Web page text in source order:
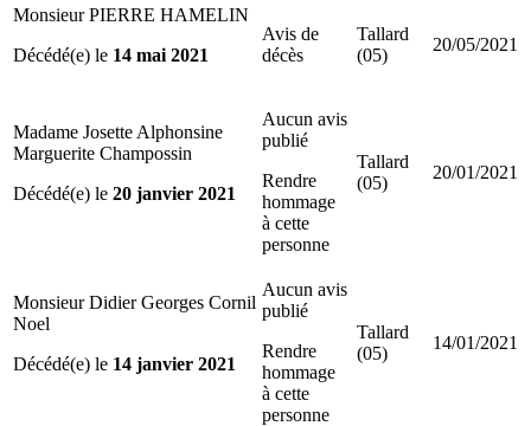
Monsieur PIERRE HAMELIN
Décédé(e) le 14 mai 2021
Avis de
décès
Tallard
(05)
20/05/2021
Madame Josette Alphonsine
Marguerite Champossin
Décédé(e) le 20 janvier 2021
Aucun avis
publié
Rendre
hommage
à cette
personne
Tallard
(05)
20/01/2021
Monsieur Didier Georges Cornil
Noel
Décédé(e) le 14 janvier 2021
Aucun avis
publié
Rendre
hommage
à cette
personne
Tallard
(05)
14/01/2021